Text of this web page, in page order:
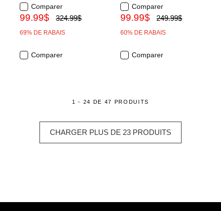
Comparer
99.99$ 324.99$
69% DE RABAIS
Comparer
Comparer
99.99$ 249.99$
60% DE RABAIS
Comparer
1 - 24 DE 47 PRODUITS
CHARGER PLUS DE 23 PRODUITS